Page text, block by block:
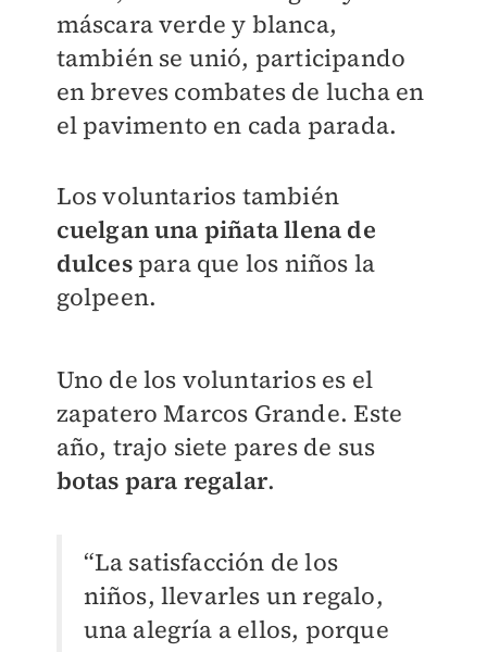
máscara verde y blanca,
también se unió, participando
en breves combates de lucha en
el pavimento en cada parada.
Los voluntarios también
cuelgan una piñata llena de
dulcespara que los niños la
golpeen.
Uno de los voluntarios es el
zapatero Marcos Grande. Este
año, trajo siete pares de sus
botas para regalar.
“La satisfacción de los
niños, llevarles un regalo,
una alegría a ellos, porque